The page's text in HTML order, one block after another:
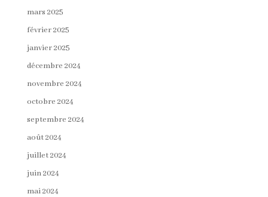
mars 2025
février 2025
janvier 2025
décembre 2024
novembre 2024
octobre 2024
septembre 2024
août 2024
juillet 2024
juin 2024
mai 2024